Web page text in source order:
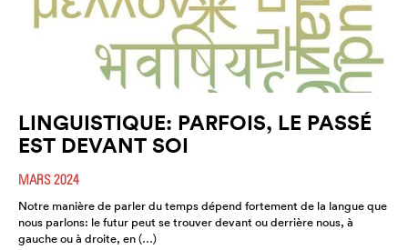
LINGUISTIQUE: PARFOIS, LE PASSÉ
EST DEVANT SOI
MARS 2024
Notre manière de parler du temps dépend fortement de la langue que
nous parlons: le futur peut se trouver devant ou derrière nous, à
gauche ou à droite, en (…)